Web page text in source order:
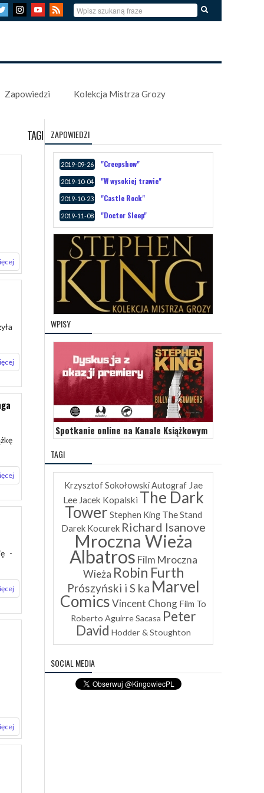
Zapowiedzi Kolekcja Mistrza Grozy
TAGI
-
ZAPOWIEDZI
2019-09-26 "Creepshow"
2019-10-04 "W wysokiej trawie"
2019-10-23 "Castle Rock"
2019-11-08 "Doctor Sleep"
WPISY
Spotkanie online na Kanale Książkowym
TAGI
Krzysztof Sokołowski Autograf Jae
Lee Jacek Kopalski The Dark
Tower Stephen King The Stand
Darek Kocurek Richard Isanove
Mroczna Wieża
Albatros Film Mroczna
Wieża Robin Furth
Prószyński i S ka Marvel
ComicsVincent Chong Film To
Roberto Aguirre Sacasa Peter
David Hodder & Stoughton
SOCIAL MEDIA